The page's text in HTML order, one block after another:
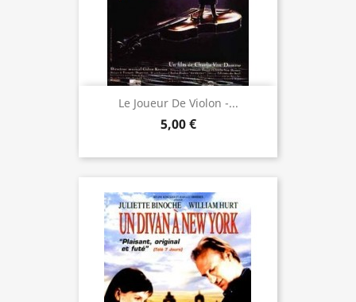
Le Joueur De Violon -...
5,00 €